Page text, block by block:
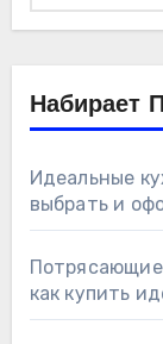
Набирает
Идеальные
выбрать и
как купить